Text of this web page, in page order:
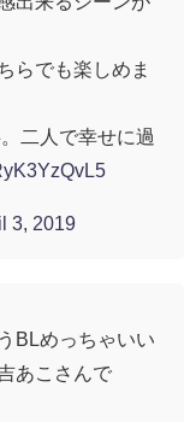
らでも楽しめま
二人で幸せに過
3, 2019
BLめっちゃいい
あこさんで